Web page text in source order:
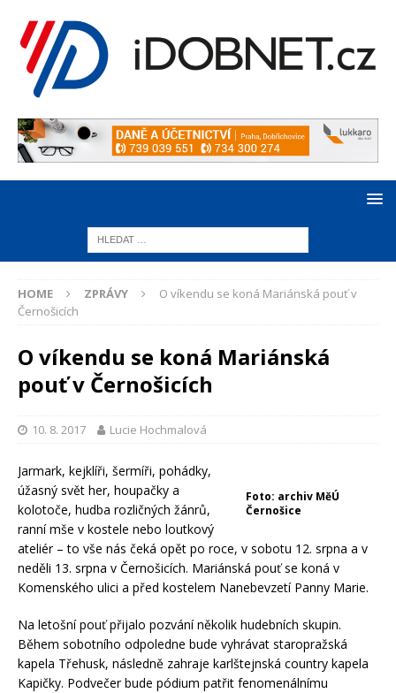
HOME ZPRÁVY
O víkendu se koná Mariánská pouť v
Černošicích
O víkendu se koná Mariánská
pouť v Černošicích
10. 8. 2017 Lucie Hochmalová
Foto: archiv MěÚ
Černošice
Jarmark, kejklíři, šermíři, pohádky,
úžasný svět her, houpačky a
kolotoče, hudba rozličných žánrů,
ranní mše v kostele nebo loutkový
ateliér – to vše nás čeká opět po roce, v sobotu 12. srpna a v
neděli 13. srpna v Černošicích. Mariánská pouť se koná v
Komenského ulici a před kostelem Nanebevzetí Panny Marie.
Na letošní pouť přijalo pozvání několik hudebních skupin.
Během sobotního odpoledne bude vyhrávat staropražská
kapela Třehusk, následně zahraje karlštejnská country kapela
Kapičky. Podvečer bude pódium patřit fenomenálnímu